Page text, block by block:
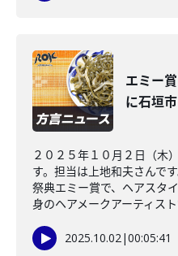
エミー
に石垣
２０２５年１０月２日（木
す。担当は上地和夫さんで
祭典エミー賞で、ヘアスタ
身のヘアメークアーティス
2025.10.02|00:05:41